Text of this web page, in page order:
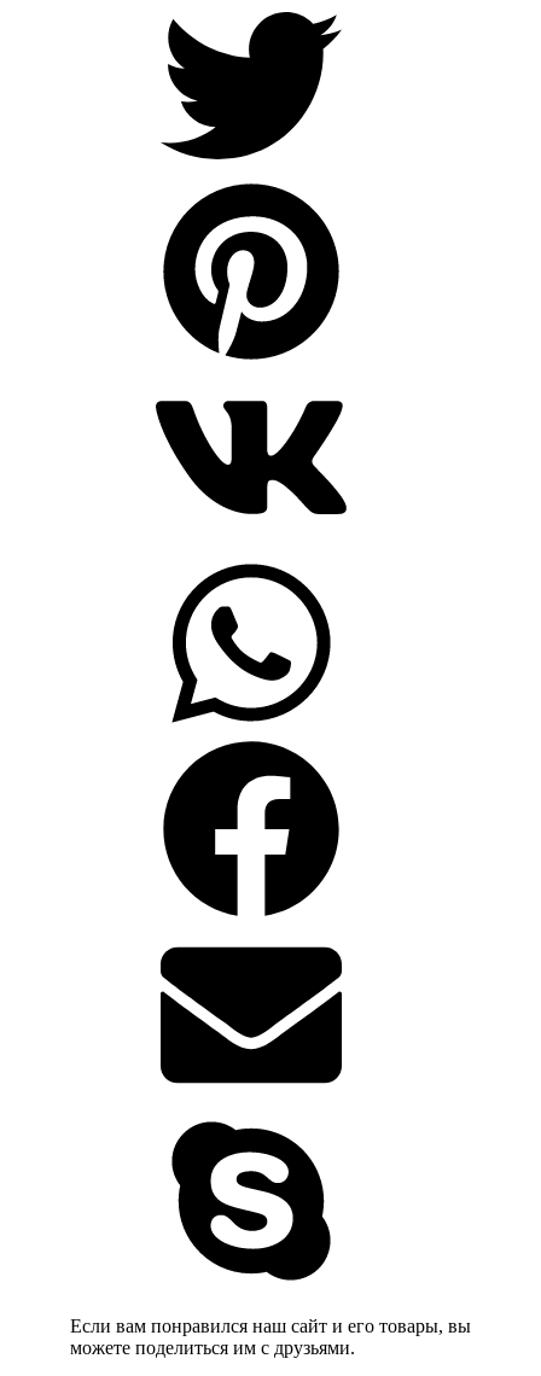
Если вам понравился наш сайт и его товары, вы
можете поделиться им с друзьями.